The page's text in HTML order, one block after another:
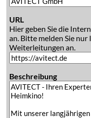
URL
Hier geben Sie die
an. Bitte melden Sie
Weiterleitungen an.
Beschreibung